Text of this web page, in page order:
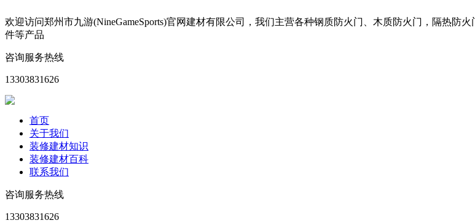
欢迎访问郑州市九游(NineGameSports)官网建材有限公司，我们主营各种钢质防火门、木质防火门，隔热
件等产品
咨询服务热线
13303831626
首页
关于我们
装修建材知识
装修建材百科
联系我们
咨询服务热线
13303831626